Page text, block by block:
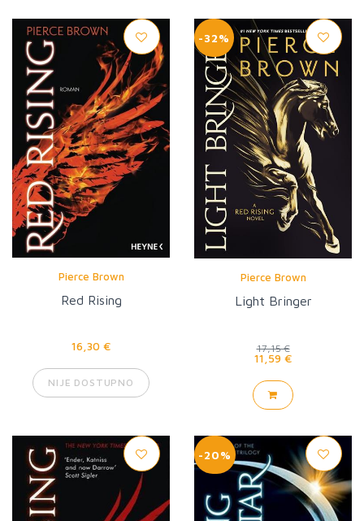
Pierce Brown
Red Rising
16,30 €
NIJE DOSTUPNO
-32%
Pierce Brown
Light Bringer
17,15 €
11,59 €
-20%